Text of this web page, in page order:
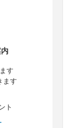
す
ます
ト